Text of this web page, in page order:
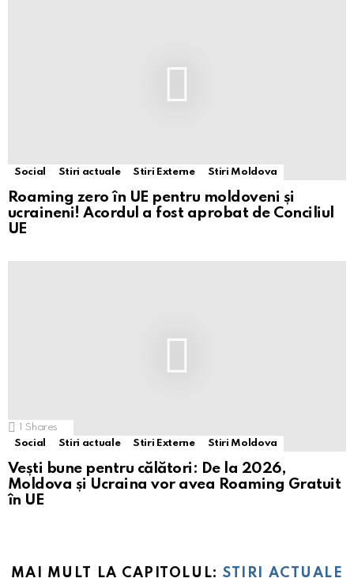
Social Stiri actuale Stiri Externe Stiri Moldova
Roaming zero în UE pentru moldoveni și
ucraineni! Acordul a fost aprobat de Conciliul
UE
Shares
Social
Stiri actuale Stiri Externe Stiri Moldova
Vești bune pentru călători: De la 2026,
Moldova și Ucraina vor avea Roaming Gratuit
în UE
MAI MULT LA CAPITOLUL:STIRI ACTUALE